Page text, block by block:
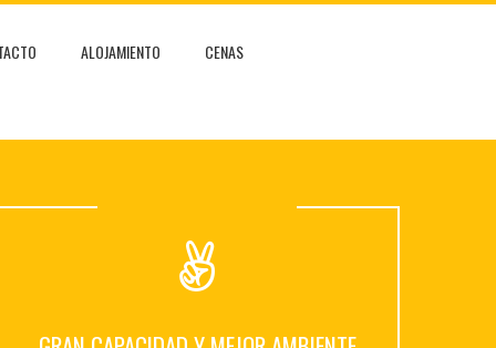
ALOJAMIENTO CENAS